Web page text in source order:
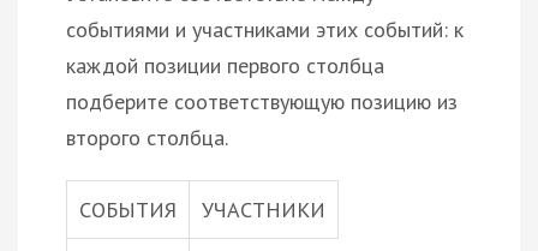
событиями и участниками этих событий: к
каждой позиции первого столбца
подберите соответствующую позицию из
второго столбца.
СОБЫТИЯ УЧАСТНИКИ